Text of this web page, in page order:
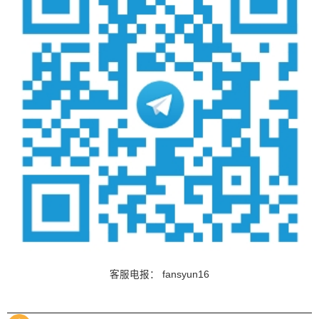
客服电报： fansyun16